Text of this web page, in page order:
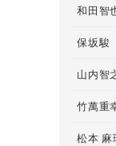
和田智
保坂駿
山内智
竹萬重
松本 麻